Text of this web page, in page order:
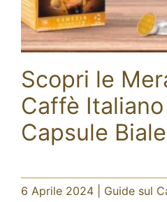
Scopri le
Scopri le
Caffè
Capsule
6 Aprile 2024 Guide sul